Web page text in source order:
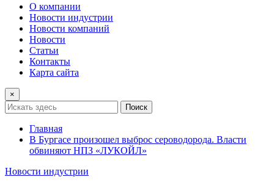
О компании
Новости индустрии
Новости компаний
Новости
Статьи
Контакты
Карта сайта
×
Поиск
Главная
В Бургасе произошел выброс сероводорода. Власти
обвиняют НПЗ «ЛУКОЙЛ»
Новости индустрии